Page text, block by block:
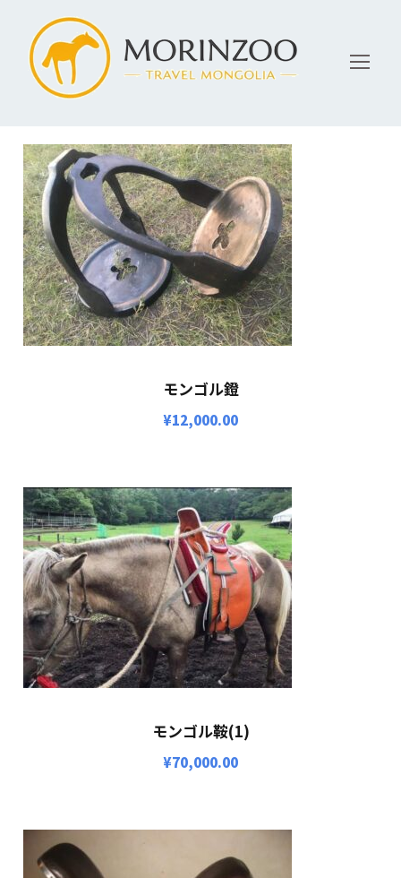
モンゴル鐙
¥12,000.00
モンゴル鞍(1)
¥70,000.00